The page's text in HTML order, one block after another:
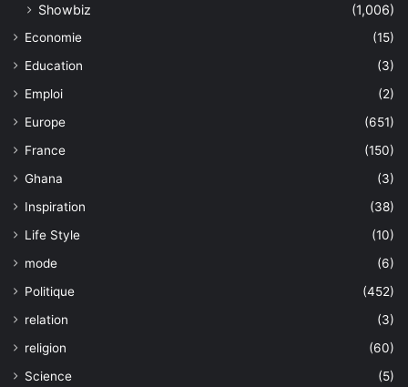
Showbiz
(1,006)
Economie
(15)
Education
(3)
Emploi
(2)
Europe
(651)
France
(150)
Ghana
(3)
Inspiration
(38)
Life Style
(10)
mode
(6)
Politique
(452)
relation
(3)
religion
(60)
Science
(5)